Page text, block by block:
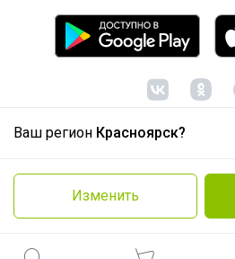
Ваш регион Красноярск?
Изменить
© ООО "Лявита", ОГРН
Политика
Cоглашение